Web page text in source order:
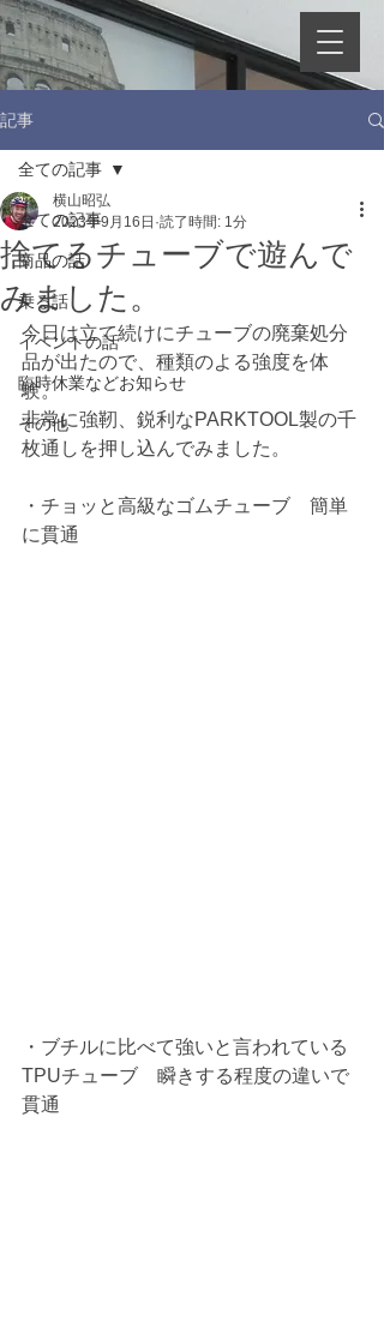
記事
全ての記事
商品の話
乗る話
イベントの話
臨時休業などお知らせ
その他
全ての記事
捨てるチューブで遊んで
みました。
横山昭弘
2023年9月16日 読了時間: 1分
今日は立て続けにチューブの廃棄処分
品が出たので、種類のよる強度を体
験。
非常に強靭、鋭利なPARKTOOL製の千
枚通しを押し込んでみました。
・チョッと高級なゴムチューブ　簡単
に貫通
・ブチルに比べて強いと言われている
TPUチューブ　瞬きする程度の違いで
貫通